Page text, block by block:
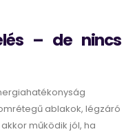
– de nincs
ablakok, légzáró
működik jól, ha